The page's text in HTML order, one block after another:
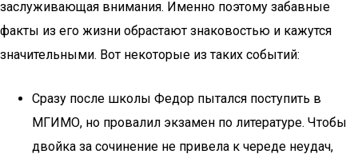
заслуживающая внимания. Именно поэтому забавные
факты из его жизни обрастают знаковостью и кажутся
значительными. Вот некоторые из таких событий:
Сразу после школы Федор пытался поступить в
МГИМО, но провалил экзамен по литературе. Чтобы
двойка за сочинение не привела к череде неудач,